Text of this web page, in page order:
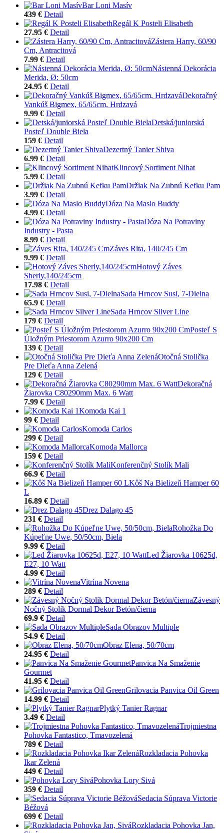
Bar Loni Masív
439 € Detail
Regál K Posteli Elisabeth
27.95 € Detail
Zástera Harry, 60/90
Cm, Antracitová
7.99 € Detail
Nástenná Dekorácia
Merida, Ø: 50cm
24.95 € Detail
Dekoračný
Vankúš Bigmex, 65/65cm, Hrdzavá
9.99 € Detail
Detská/juniorská
Posteľ Double Biela
159 € Detail
Dezertný Tanier Shiva
6.99 € Detail
Klincový Sortiment Nihat
5.99 € Detail
Držiak Na Zubnú Kefku Pam
3.99 € Detail
Dóza Na Maslo Buddy
4.99 € Detail
Dóza Na Potraviny
Industry - Pasta
8.99 € Detail
Záves Rita, 140/245 Cm
9.99 € Detail
Hotový Záves
Sherly,140/245cm
17.98 € Detail
Sada Hrncov Susi, 7-Dielna
65.9 € Detail
Sada Hrncov Silver Line
179 € Detail
Posteľ S
Úložným Priestorom Azurro 90x200 Cm
139 € Detail
Otočná Stolička
Pre Dieťa Anna Zelená
129 € Detail
Dekoračná
Žiarovka C80290mm Max. 6 Watt
7.99 € Detail
Komoda Kai 1
99 € Detail
Komoda Carlos
299 € Detail
Komoda Mallorca
159 € Detail
Konferenčný Stolík Mali
66.9 € Detail
Kôš Na Bielizeň Hamper 60
L
16.89 € Detail
Drez Dalago 45
231 € Detail
Rohožka Do
Kúpeľne Uwe, 50/50cm, Biela
9.99 € Detail
Led Žiarovka 10625d,
E27, 10 Watt
4.99 € Detail
Vitrína Novena
289 € Detail
Závesný
Nočný Stolík Dormal Dekor Betón/čierna
69.9 € Detail
Sada Obrazov Multiple
54.9 € Detail
Obraz Elena, 50/70cm
24.95 € Detail
Panvica Na Smaženie
Gourmet
41.95 € Detail
Grilovacia Panvica Oil Green
14.99 € Detail
Plytký Tanier Ragnar
3.49 € Detail
Trojmiestna
Pohovka Fantastico, Tmavozelená
789 € Detail
Rozkladacia Pohovka
Ikar Zelená
449 € Detail
Pohovka Lory Sivá
359 € Detail
Sedacia Súprava Victorie
Béžová
699 € Detail
Rozkladacia Pohovka Jan,